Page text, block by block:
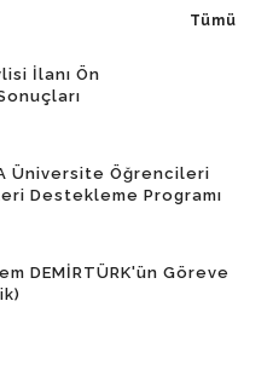
Tümü
İlanı Ön
Üniversite Öğrencileri
Destekleme Programı
DEMİRTÜRK'ün Göreve